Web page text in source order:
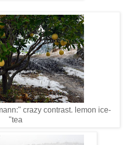
crazy contrast. lemon ice-
tea"